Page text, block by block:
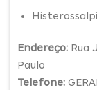
Endereço: Rua
Paulo
Telefone: